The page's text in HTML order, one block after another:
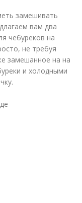
замешивать
вам два
чебуреков на
не требуя
замешанное на на
и холодными